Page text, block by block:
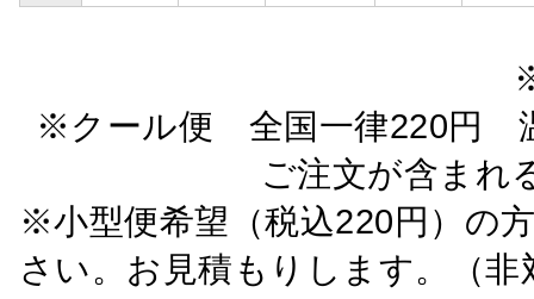
※クール便 全国一律220円
ご注文が含ま
※小型便希望（税込220円）の
さい。お見積もりします。（非